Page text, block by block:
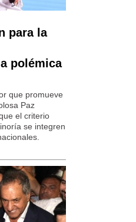
para la
polémica
que promueve
Paz
el criterio
se integren